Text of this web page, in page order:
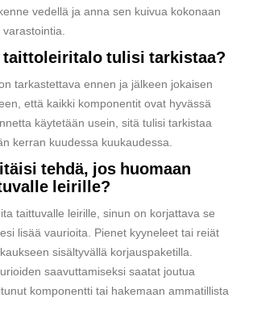
vedellä ja anna sen kuivua kokonaan
taittoleiritalo tulisi tarkistaa?
tarkastettava ennen ja jälkeen jokaisen
että kaikki komponentit ovat hyvässä
käytetään usein, sitä tulisi tarkistaa
kerran kuudessa kuukaudessa.
tehdä, jos huomaan
leirille?
taittuvalle leirille, sinun on korjattava se
lisää vaurioita. Pienet kyyneleet tai reiät
sisältyvällä korjauspaketilla.
saavuttamiseksi saatat joutua
komponentti tai hakemaan ammatillista